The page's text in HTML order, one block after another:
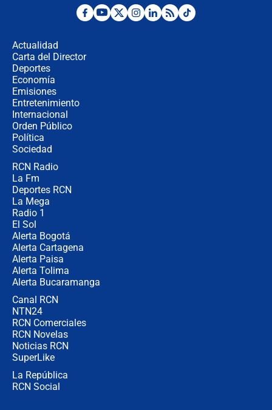
¿Por qué De la Espriella gobernará
Actualidad
Carta del Director
Deportes
Economía
Emisiones
Entretenimiento
Internacional
Orden Público
Política
Sociedad
RCN Radio
La Fm
Deportes RCN
La Mega
Radio 1
El Sol
Alerta Bogotá
Alerta Cartagena
Alerta Paisa
Alerta Tolima
Alerta Bucaramanga
Canal RCN
NTN24
RCN Comerciales
RCN Novelas
Noticias RCN
SuperLike
La República
RCN Social